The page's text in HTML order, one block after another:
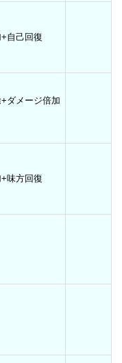
自己回復
ダメージ倍加
味方回復